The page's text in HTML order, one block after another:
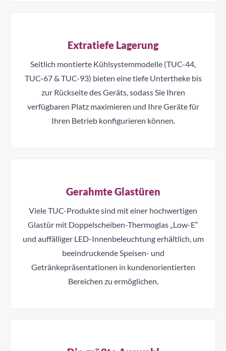
Extratiefe Lagerung
Seitlich montierte Kühlsystemmodelle (TUC-44,
TUC-67 & TUC-93) bieten eine tiefe Untertheke bis
zur Rückseite des Geräts, sodass Sie Ihren
verfügbaren Platz maximieren und Ihre Geräte für
Ihren Betrieb konfigurieren können.
Gerahmte Glastüren
Viele TUC-Produkte sind mit einer hochwertigen
Glastür mit Doppelscheiben-Thermoglas „Low-E“
und auffälliger LED-Innenbeleuchtung erhältlich, um
beeindruckende Speisen- und
Getränkepräsentationen in kundenorientierten
Bereichen zu ermöglichen.